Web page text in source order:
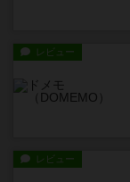
レビュー
レビュー